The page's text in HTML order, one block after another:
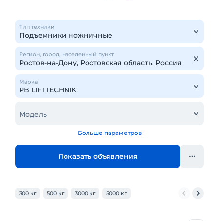
Тип техники
Регион, город, населенный пункт
Марка
Модель
Больше параметров
Показать объявления
300 кг 500 кг 3000 кг 5000 кг